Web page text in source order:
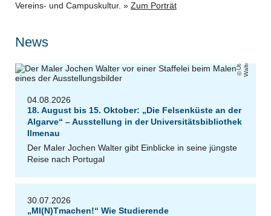
Vereins- und Campuskultur. » Zum Porträt
News
U
t
a
W
al
t
er
04.08.2026
18. August bis 15. Oktober: „Die Felsenküste an der
Algarve“ – Ausstellung in der Universitätsbibliothek
Ilmenau
Der Maler Jochen Walter gibt Einblicke in seine jüngste
Reise nach Portugal
30.07.2026
„MI(N)Tmachen!“ Wie Studierende